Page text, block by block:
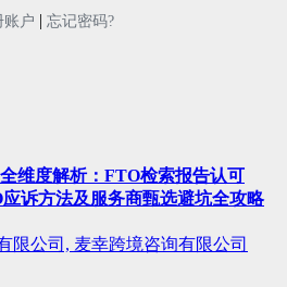
账户 | 忘记密码?
维度解析：FTO检索报告认可
诉方法及服务商甄选避坑全攻略
限公司, 麦幸跨境咨询有限公司